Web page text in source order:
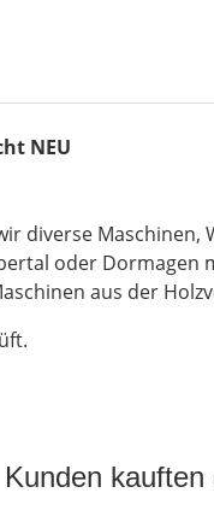
NEU
diverse
oder Dormagen
aus der
Kunden